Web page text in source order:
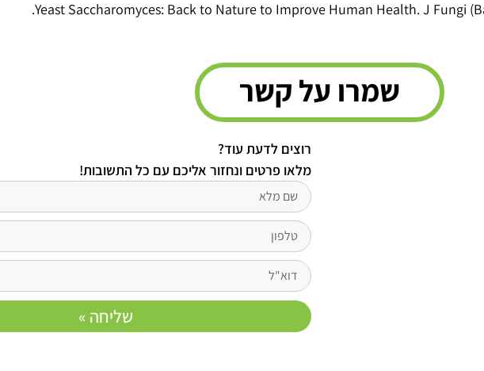
Yeast Saccharomyces: Back to Nature to Improve Human Health. J Fungi
שמרו על קשר
רוצים לדעת עוד?
מלאו פרטים ונחזור אליכם עם כל התשובות!
שליחה »